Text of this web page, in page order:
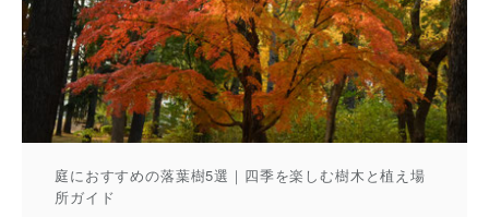
庭におすすめの落葉樹5選｜四季を楽しむ樹木と植え場
所ガイド